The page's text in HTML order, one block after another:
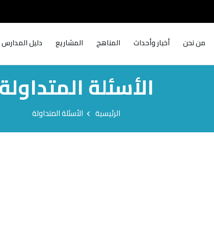
من نحن أخبار وأحداث المناهج المشاريع دليل المدارس
الأسئلة المتداولة
الرئيسية الأسئلة المتداولة